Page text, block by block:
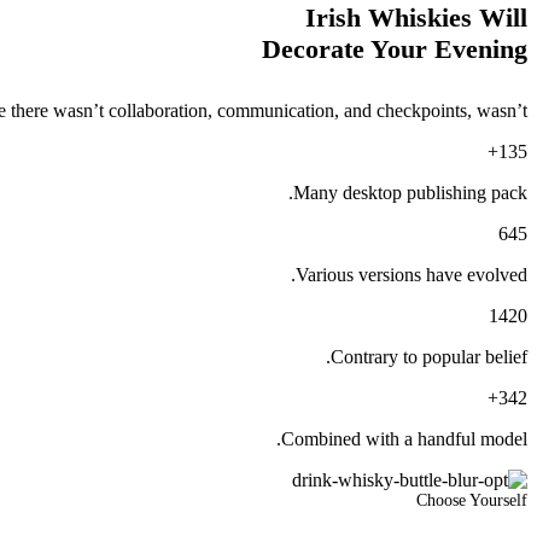
Irish Whiskies Will
Decorate Your Evening
wasn’t collaboration, communication, and checkpoints, wasn’t.
135+
Many desktop publishing pack.
645
Various versions have evolved.
1420
Contrary to popular belief.
342+
Combined with a handful model.
Choose Yourself